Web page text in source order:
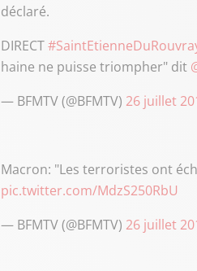
déclaré.
DIRECT
haine ne puisse triompher" dit
— BFMTV (@BFMTV) 26 juillet
Macron: "Les terroristes ont
pic.twitter.com/MdzS250RbU
— BFMTV (@BFMTV) 26 juillet